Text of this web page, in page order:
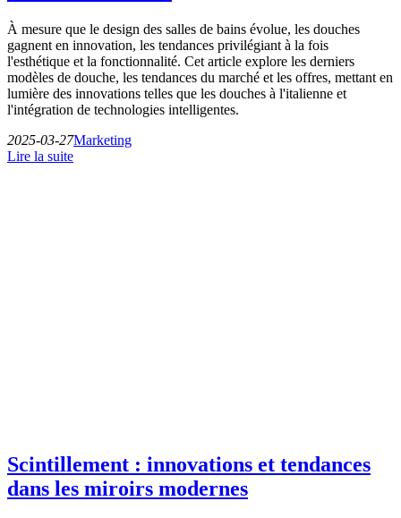
À mesure que le design des salles de bains évolue, les douches
gagnent en innovation, les tendances privilégiant à la fois
l'esthétique et la fonctionnalité. Cet article explore les derniers
modèles de douche, les tendances du marché et les offres, mettant en
lumière des innovations telles que les douches à l'italienne et
l'intégration de technologies intelligentes.
2025-03-27Marketing
Lire la suite
Scintillement : innovations et tendances
dans les miroirs modernes